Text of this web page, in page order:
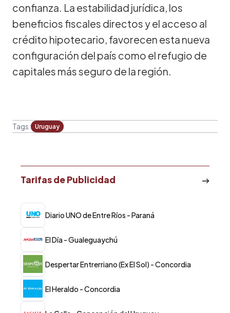
confianza. La estabilidad jurídica, los
beneficios fiscales directos y el acceso al
crédito hipotecario, favorecen esta nueva
configuración del país como el refugio de
capitales más seguro de la región.
Tags: Uruguay
Tarifas de Publicidad
Diario UNO de Entre Ríos - Paraná
El Día - Gualeguaychú
Despertar Entrerriano (Ex El Sol) - Concordia
El Heraldo - Concordia